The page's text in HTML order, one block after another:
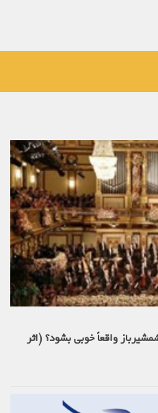
واقعاً خوبی بشود؟ (اثر